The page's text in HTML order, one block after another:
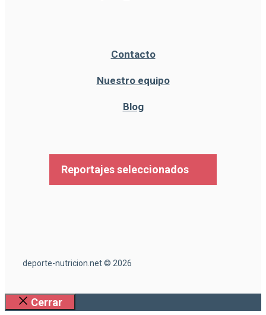
Contacto
Nuestro equipo
Blog
Reportajes seleccionados
deporte-nutricion.net © 2026
Cerrar